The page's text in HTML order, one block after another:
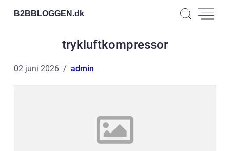
B2BBLOGGEN.dk
trykluftkompressor
02 juni 2026 admin